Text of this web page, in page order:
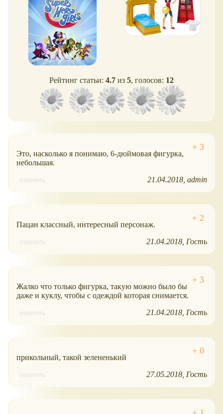
Рейтинг статьи: 4.7 из 5, голосов: 12
Это, насколько я понимаю, 6-дюймовая фигурка,
небольшая.
ответить 21.04.2018 admin
Пацан классный, интересный персонаж.
ответить 21.04.2018 Гость
Жалко что только фигурка, такую можно было бы
даже и куклу, чтобы с одеждой которая снимается.
ответить 21.04.2018 Гость
прикольный, такой зелененький
ответить 27.05.2018 Гость